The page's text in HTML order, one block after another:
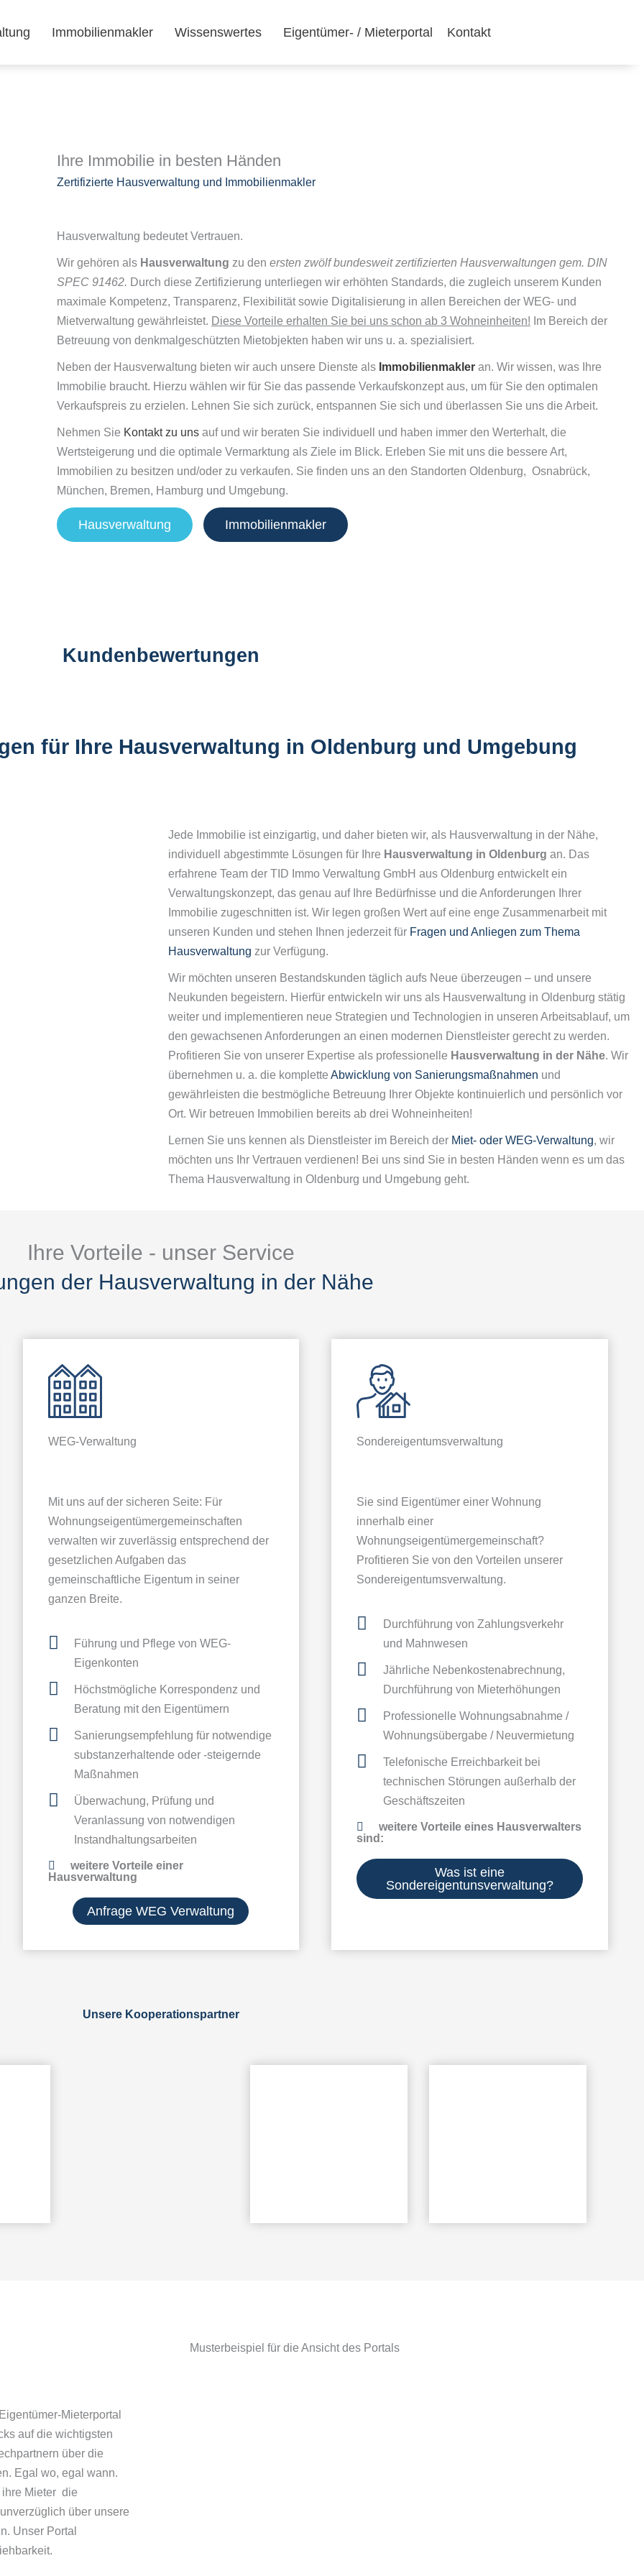
Immobilienmakler Wissenswertes Eigentümer- / Mieterportal Kontakt
Ihre Immobilie in besten Händen
Zertifizierte Hausverwaltung und Immobilienmakler
Hausverwaltung bedeutet Vertrauen.
Wir gehören als Hausverwaltung zu den ersten zwölf bundesweit zertifizierten Hausverwaltungen gem. DIN
SPEC 91462. Durch diese Zertifizierung unterliegen wir erhöhten Standards, die zugleich unserem Kunden
maximale Kompetenz, Transparenz, Flexibilität sowie Digitalisierung in allen Bereichen der WEG- und
Mietverwaltung gewährleistet. Diese Vorteile erhalten Sie bei uns schon ab 3 Wohneinheiten! Im Bereich der
Betreuung von denkmalgeschützten Mietobjekten haben wir uns u. a. spezialisiert.
Neben der Hausverwaltung bieten wir auch unsere Dienste als Immobilienmakler an. Wir wissen, was Ihre
Immobilie braucht. Hierzu wählen wir für Sie das passende Verkaufskonzept aus, um für Sie den optimalen
Verkaufspreis zu erzielen. Lehnen Sie sich zurück, entspannen Sie sich und überlassen Sie uns die Arbeit.
Nehmen Sie Kontakt zu unsauf und wir beraten Sie individuell und haben immer den Werterhalt, die
Wertsteigerung und die optimale Vermarktung als Ziele im Blick. Erleben Sie mit uns die bessere Art,
Immobilien zu besitzen und/oder zu verkaufen. Sie finden uns an den Standorten Oldenburg, Osnabrück,
München, Bremen, Hamburg und Umgebung.
Hausverwaltung Immobilienmakler
Kundenbewertungen
für Ihre Hausverwaltung in Oldenburg und Umgebung
Jede Immobilie ist einzigartig, und daher bieten wir, als Hausverwaltung in der Nähe,
individuell abgestimmte Lösungen für Ihre Hausverwaltung in Oldenburg an. Das
erfahrene Team der TID Immo Verwaltung GmbH aus Oldenburg entwickelt ein
Verwaltungskonzept, das genau auf Ihre Bedürfnisse und die Anforderungen Ihrer
Immobilie zugeschnitten ist. Wir legen großen Wert auf eine enge Zusammenarbeit mit
unseren Kunden und stehen Ihnen jederzeit für Fragen und Anliegen zum Thema
Hausverwaltung zur Verfügung.
Wir möchten unseren Bestandskunden täglich aufs Neue überzeugen – und unsere
Neukunden begeistern. Hierfür entwickeln wir uns als Hausverwaltung in Oldenburg stätig
weiter und implementieren neue Strategien und Technologien in unseren Arbeitsablauf, um
den gewachsenen Anforderungen an einen modernen Dienstleister gerecht zu werden.
Profitieren Sie von unserer Expertise als professionelle Hausverwaltung in der Nähe. Wir
übernehmen u. a. die komplette Abwicklung von Sanierungsmaßnahmen und
gewährleisten die bestmögliche Betreuung Ihrer Objekte kontinuierlich und persönlich vor
Ort. Wir betreuen Immobilien bereits ab drei Wohneinheiten!
Lernen Sie uns kennen als Dienstleister im Bereich der Miet- oder WEG-Verwaltung, wir
möchten uns Ihr Vertrauen verdienen! Bei uns sind Sie in besten Händen wenn es um das
Thema Hausverwaltung in Oldenburg und Umgebung geht.
Ihre Vorteile - unser Service
der Hausverwaltung in der Nähe
WEG-Verwaltung
Mit uns auf der sicheren Seite: Für
Wohnungseigentümergemeinschaften
verwalten wir zuverlässig entsprechend der
gesetzlichen Aufgaben das
gemeinschaftliche Eigentum in seiner
ganzen Breite.
Führung und Pflege von WEG-
Eigenkonten
Höchstmögliche Korrespondenz und
Beratung mit den Eigentümern
Sanierungsempfehlung für notwendige
substanzerhaltende oder -steigernde
Maßnahmen
Überwachung, Prüfung und
Veranlassung von notwendigen
Instandhaltungsarbeiten
weitere Vorteile einer
Hausverwaltung
Anfrage WEG Verwaltung
Sonder­eigentums­verwaltung
Sie sind Eigentümer einer Wohnung
innerhalb einer
Wohnungseigentümergemeinschaft?
Profitieren Sie von den Vorteilen unserer
Sondereigentumsverwaltung.
Durchführung von Zahlungsverkehr
und Mahnwesen
Jährliche Nebenkostenabrechnung,
Durchführung von Mieterhöhungen
Professionelle Wohnungsabnahme /
Wohnungsübergabe / Neuvermietung
Telefonische Erreichbarkeit bei
technischen Störungen außerhalb der
Geschäftszeiten
weitere Vorteile eines Hausverwalters
sind:
Was ist eine
Sondereigentunsverwaltung?
Unsere Kooperationspartner
Mieterportal
auf die wichtigsten
über die
Egal wo, egal wann.
ihre Mieter die
über unsere
Unser Portal
Musterbeispiel für die Ansicht des Portals